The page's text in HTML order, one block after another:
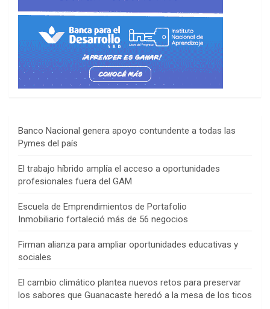
Banco Nacional genera apoyo contundente a todas las
Pymes del país
El trabajo híbrido amplía el acceso a oportunidades
profesionales fuera del GAM
Escuela de Emprendimientos de Portafolio
Inmobiliario fortaleció más de 56 negocios
Firman alianza para ampliar oportunidades educativas y
sociales
El cambio climático plantea nuevos retos para preservar
los sabores que Guanacaste heredó a la mesa de los ticos